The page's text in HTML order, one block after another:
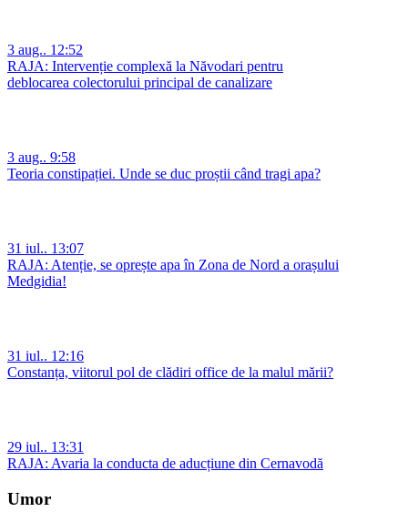
3 aug.. 12:52
RAJA: Intervenție complexă la Năvodari pentru
deblocarea colectorului principal de canalizare
3 aug.. 9:58
Teoria constipației. Unde se duc proștii când tragi apa?
31 iul.. 13:07
RAJA: Atenție, se oprește apa în Zona de Nord a orașului
Medgidia!
31 iul.. 12:16
Constanța, viitorul pol de clădiri office de la malul mării?
29 iul.. 13:31
RAJA: Avaria la conducta de aducțiune din Cernavodă
Umor